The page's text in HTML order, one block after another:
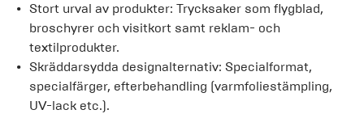
Stort urval av produkter: Trycksaker som flygblad,
broschyrer och visitkort samt reklam- och
textilprodukter.
Skräddarsydda designalternativ: Specialformat,
specialfärger, efterbehandling (varmfoliestämpling,
UV-lack etc.).